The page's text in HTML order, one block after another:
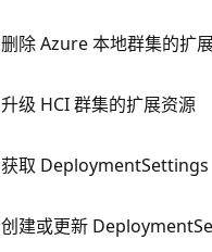
删除 Azure 本地群集的扩
升级 HCI 群集的扩展资源
获取 DeploymentSettings
创建或更新